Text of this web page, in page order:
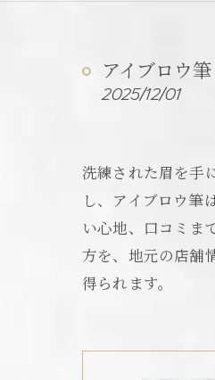
アイブロウ
2025/12/01
洗練された眉を手
し、アイブロウ筆
い心地、口コミま
方を、地元の店舗
得られます。